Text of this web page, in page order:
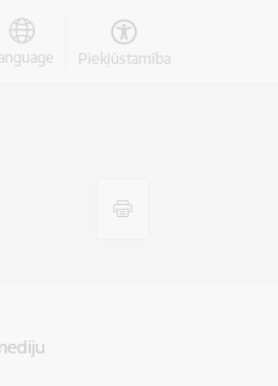
Piekļūstamība